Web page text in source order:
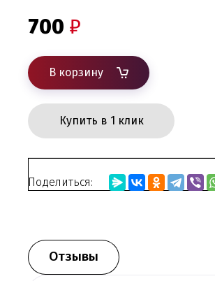
700 ₽
В корзину
Купить в 1 клик
Поделиться:
Отзывы